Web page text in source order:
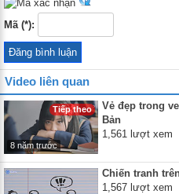
Mã (*):
Video liên quan
Tiếp theo
8 năm trước
Vẻ đẹp trong
Bản
1,561 lượt xem
Chiến tranh
1,567 lượt xem